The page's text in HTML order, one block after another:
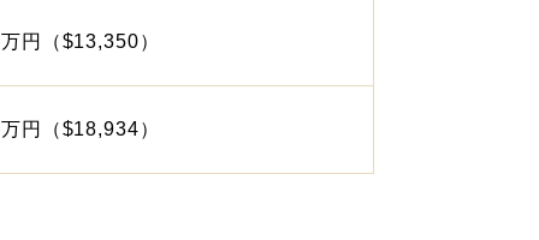
円（$13,350）
円（$18,934）